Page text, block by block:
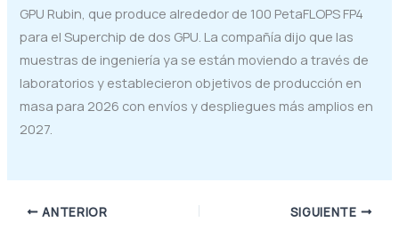
GPU Rubin, que produce alrededor de 100 PetaFLOPS FP4
para el Superchip de dos GPU. La compañía dijo que las
muestras de ingeniería ya se están moviendo a través de
laboratorios y establecieron objetivos de producción en
masa para 2026 con envíos y despliegues más amplios en
2027.
ANTERIOR SIGUIENTE